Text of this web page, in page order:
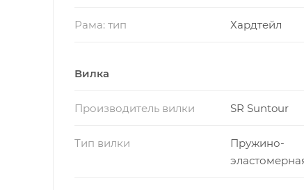
Рама: тип Хардтейл
Вилка
Производитель вилки SR Suntour
Тип вилки
Пружино-